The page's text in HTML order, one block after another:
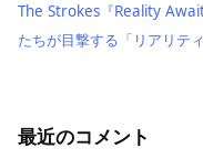
The Strokes『Reality
たちが目撃する「リアリテ
最近のコメント